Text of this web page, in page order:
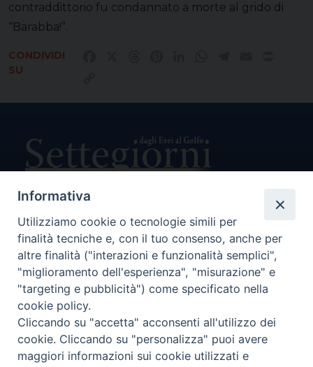
contraddittorio fu condannato a morte al grido di
“Barabba!”.
CONDIVIDI
SU
Direttore Responsabile Giuseppe Rabita
Direttore Amministrativo Salvatore Bruno
Editore e Proprietà Opera di Religione della Diocesi di Piazza
Armerina,
Via Cammarata, 21 – Piazza Armerina
P. I. 01121870867
Autorizzazione Tribunale di Enna n. 113 del 24/2/2007
SEGUICI SU:
Informativa
Utilizziamo cookie o tecnologie simili per
finalità tecniche e, con il tuo consenso, anche per
altre finalità ("interazioni e funzionalità semplici",
"miglioramento dell'esperienza", "misurazione" e
"targeting e pubblicità") come specificato nella
cookie policy.
Cliccando su "accetta" acconsenti all'utilizzo dei
cookie. Cliccando su "personalizza" puoi avere
maggiori informazioni sui cookie utilizzati e